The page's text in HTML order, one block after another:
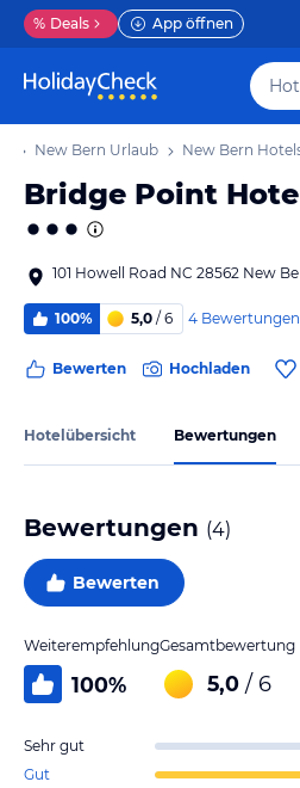
% Deals App öffnen
New Bern Urlaub New Bern
Bridge Point
101 Howell Road NC 28562 New
100% 5,0 / 6 4 Bewertungen
Bewerten Hochladen
Hotelübersicht Bewertungen
Bewertungen (4)
Bewerten
Weiterempfehlung
100%
Gesamtbewertung
5,0 / 6
Sehr gut
Gut